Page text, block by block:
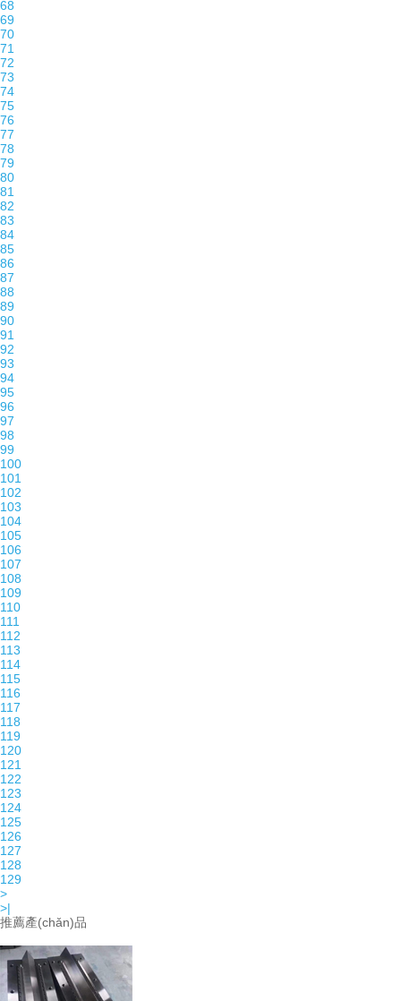
68
69
70
71
72
73
74
75
76
77
78
79
80
81
82
83
84
85
86
87
88
89
90
91
92
93
94
95
96
97
98
99
100
101
102
103
104
105
106
107
108
109
110
111
112
113
114
115
116
117
118
119
120
121
122
123
124
125
126
127
128
129
>
>|
推薦產(chǎn)品